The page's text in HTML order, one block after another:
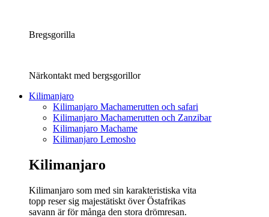
Bregsgorilla
Närkontakt med bergsgorillor
Kilimanjaro
Kilimanjaro Machamerutten och safari
Kilimanjaro Machamerutten och Zanzibar
Kilimanjaro Machame
Kilimanjaro Lemosho
Kilimanjaro
Kilimanjaro som med sin karakteristiska vita
topp reser sig majestätiskt över Östafrikas
savann är för många den stora drömresan.